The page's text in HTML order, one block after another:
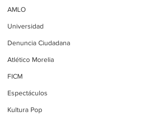
AMLO
Universidad
Denuncia Ciudadana
Atlético Morelia
FICM
Espectáculos
Kultura Pop